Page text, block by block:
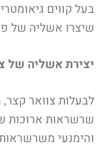
בעל קווים
שיצרו אשליה של
יצירת אשליה של
לבעלות צוואר
שרשראות ארוכות
והימנעי